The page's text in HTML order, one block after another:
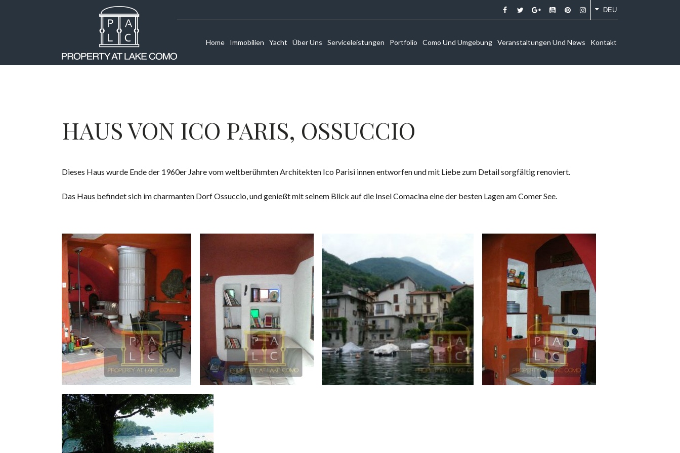
DEU
Home Immobilien Yacht Über Uns Serviceleistungen Portfolio Como Und Umgebung Veranstaltungen Und News Kontakt
HAUS VON ICO PARIS, OSSUCCIO
Dieses Haus wurde Ende der 1960er Jahre vom weltberühmten Architekten Ico Parisi innen entworfen und mit Liebe zum Detail sorgfältig renoviert.
Das Haus befindet sich im charmanten Dorf Ossuccio, und genießt mit seinem Blick auf die Insel Comacina eine der besten Lagen am Comer See.